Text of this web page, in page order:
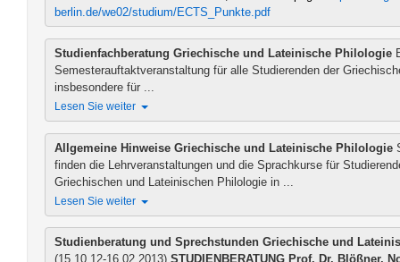
berlin.de/we02/studium/ECTS_Punkte.pdf
Studienfachberatung Griechische und Lateinische Philologie
Semesterauftaktveranstaltung für alle Studierenden der
insbesondere für ...
Lesen Sie weiter
Allgemeine Hinweise Griechische und Lateinische Philologie
finden die Lehrveranstaltungen und die Sprachkurse für
Griechischen und Lateinischen Philologie in ...
Lesen Sie weiter
Studienberatung und Sprechstunden Griechische und
(15.10.12-16.02.2013) STUDIENBERATUNG Prof. Dr. Blößner,